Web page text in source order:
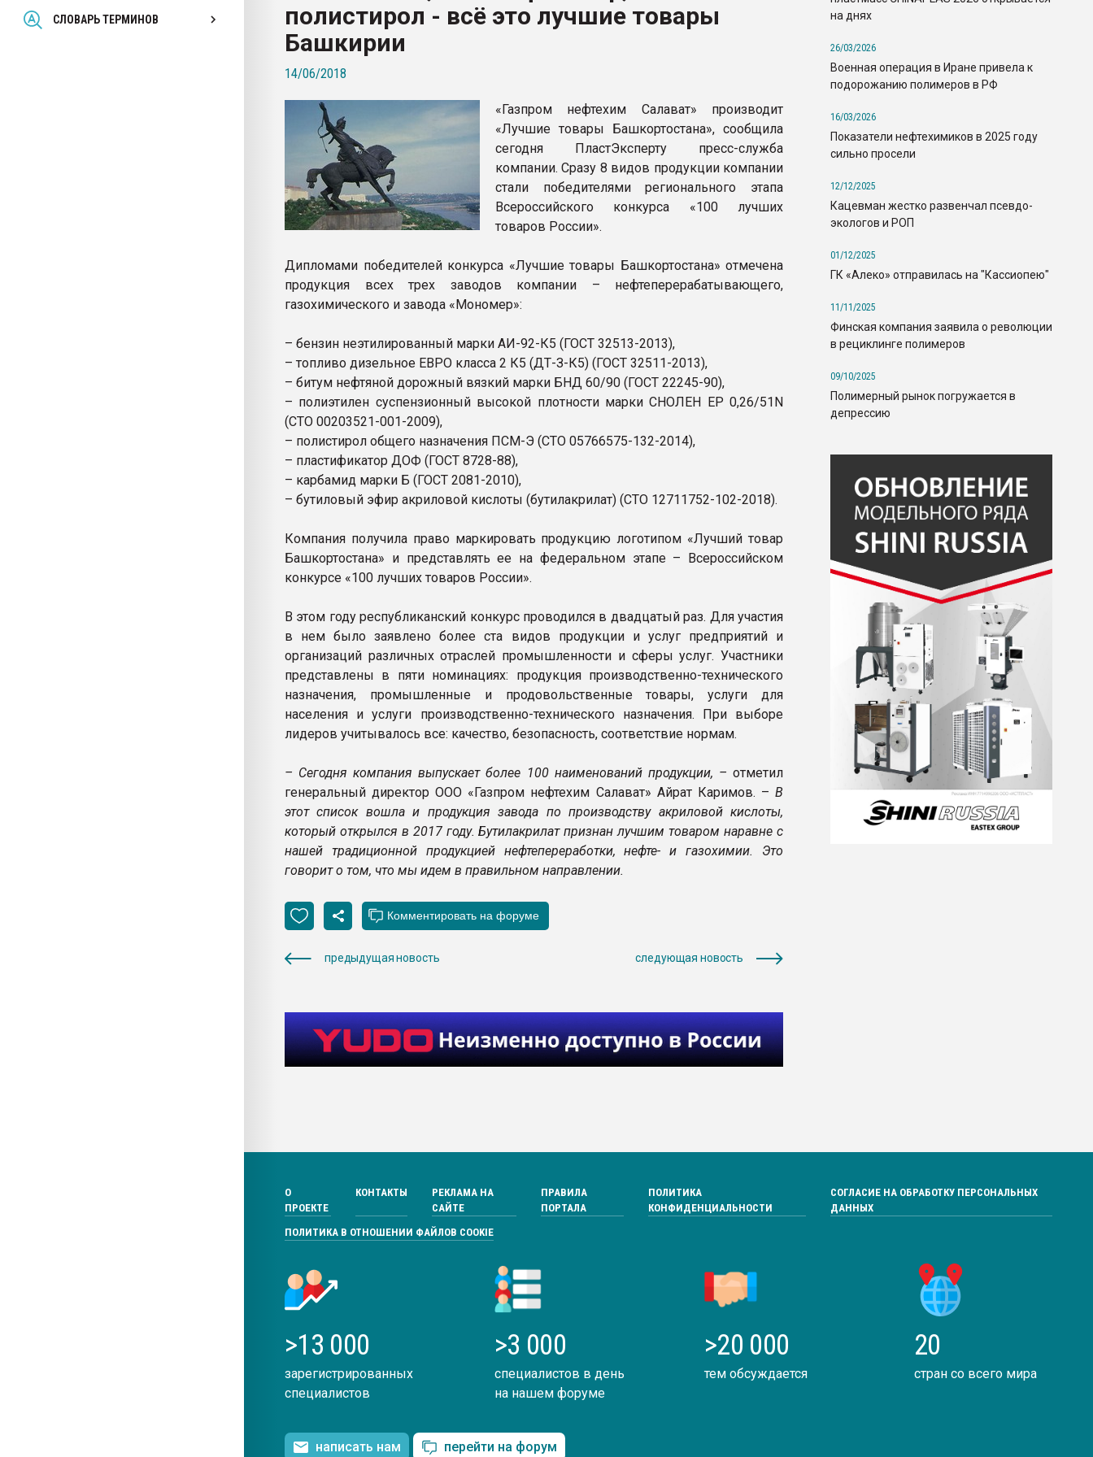
СЛОВАРЬ ТЕРМИНОВ
Всё, что касается выдува ПЭТ
бутылок
ПЕРЕЙТИ НА ФОРУМ
полистирол - всё это лучшие товары
Башкирии
14/06/2018
«Газпром нефтехим Салават» производит
«Лучшие товары Башкортостана», сообщила
сегодня ПластЭксперту пресс-служба
компании. Сразу 8 видов продукции компании
стали победителями регионального этапа
Всероссийского конкурса «100 лучших
товаров России».
Дипломами победителей конкурса «Лучшие товары Башкортостана» отмечена
продукция всех трех заводов компании – нефтеперерабатывающего,
газохимического и завода «Мономер»:
– бензин неэтилированный марки АИ-92-К5 (ГОСТ 32513-2013),
– топливо дизельное ЕВРО класса 2 К5 (ДТ-З-К5) (ГОСТ 32511-2013),
– битум нефтяной дорожный вязкий марки БНД 60/90 (ГОСТ 22245-90),
– полиэтилен суспензионный высокой плотности марки СНОЛЕН ЕР 0,26/51N
(СТО 00203521-001-2009),
– полистирол общего назначения ПСМ-Э (СТО 05766575-132-2014),
– пластификатор ДОФ (ГОСТ 8728-88),
– карбамид марки Б (ГОСТ 2081-2010),
– бутиловый эфир акриловой кислоты (бутилакрилат) (СТО 12711752-102-2018).
Компания получила право маркировать продукцию логотипом «Лучший товар
Башкортостана» и представлять ее на федеральном этапе – Всероссийском
конкурсе «100 лучших товаров России».
В этом году республиканский конкурс проводился в двадцатый раз. Для участия
в нем было заявлено более ста видов продукции и услуг предприятий и
организаций различных отраслей промышленности и сферы услуг. Участники
представлены в пяти номинациях: продукция производственно-технического
назначения, промышленные и продовольственные товары, услуги для
населения и услуги производственно-технического назначения. При выборе
лидеров учитывалось все: качество, безопасность, соответствие нормам.
– Сегодня компания выпускает более 100 наименований продукции, – отметил
генеральный директор ООО «Газпром нефтехим Салават» Айрат Каримов. – В
этот список вошла и продукция завода по производству акриловой кислоты,
который открылся в 2017 году. Бутилакрилат признан лучшим товаром наравне с
нашей традиционной продукцией нефтепереработки, нефте- и газохимии. Это
говорит о том, что мы идем в правильном направлении.
предыдущая новость следующая новость
на днях
26/03/2026
Военная операция в Иране привела к
подорожанию полимеров в РФ
16/03/2026
Показатели нефтехимиков в 2025 году
сильно просели
12/12/2025
Кацевман жестко развенчал псевдо-
экологов и РОП
01/12/2025
ГК «Алеко» отправилась на "Кассиопею"
11/11/2025
Финская компания заявила о революции
в рециклинге полимеров
09/10/2025
Полимерный рынок погружается в
депрессию
О
ПРОЕКТЕ
КОНТАКТЫ
РЕКЛАМА НА
САЙТЕ
ПРАВИЛА
ПОРТАЛА
ПОЛИТИКА
КОНФИДЕНЦИАЛЬНОСТИ
СОГЛАСИЕ НА ОБРАБОТКУ ПЕРСОНАЛЬНЫХ
ДАННЫХ
ПОЛИТИКА В ОТНОШЕНИИ ФАЙЛОВ COOKIE
>13 000
зарегистрированных
специалистов
>3 000
специалистов в день
на нашем форуме
>20 000
тем обсуждается
20
стран со всего мира
написать нам перейти на форум